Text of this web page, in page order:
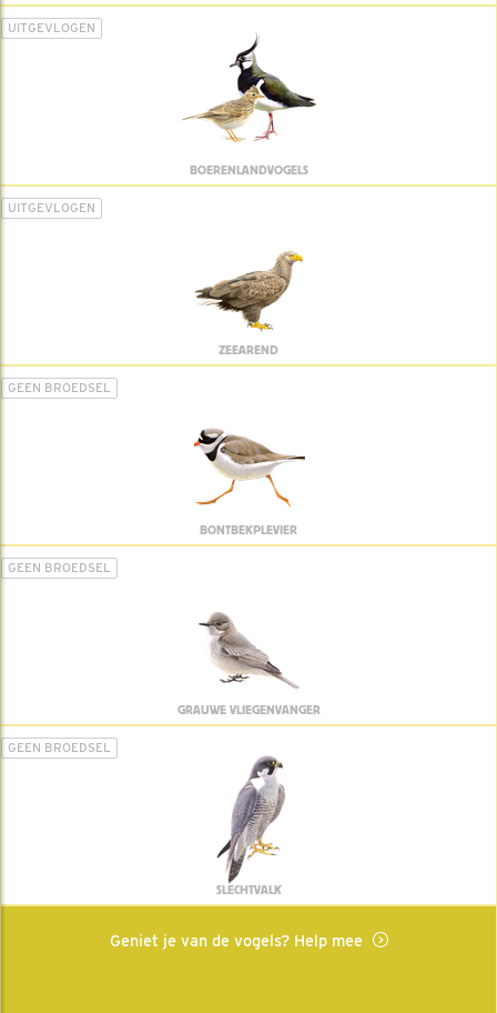
UITGEVLOGEN
BOERENLANDVOGELS
UITGEVLOGEN
ZEEAREND
GEEN BROEDSEL
BONTBEKPLEVIER
GEEN BROEDSEL
GRAUWE VLIEGENVANGER
GEEN BROEDSEL
SLECHTVALK
Geniet je van de vogels? Help mee